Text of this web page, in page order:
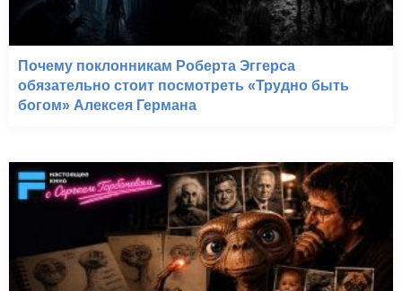
Почему поклонникам Роберта Эггерса
обязательно стоит посмотреть «Трудно быть
богом» Алексея Германа